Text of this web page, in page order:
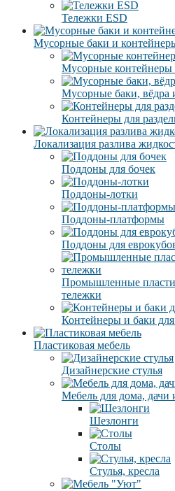
Тележки ESD
Мусорные баки и
Мусорные контейнеры
Мусорные баки, вёдра
Контейнеры для
Локализация разлива
Поддоны для бочек
Поддоны-лотки
Поддоны-платформы
Поддоны для
Промышленные
тележки
Контейнеры и баки
Пластиковая мебель
Дизайнерские стулья
Мебель для дома, дачи
Шезлонги
Столы
Стулья, кресла